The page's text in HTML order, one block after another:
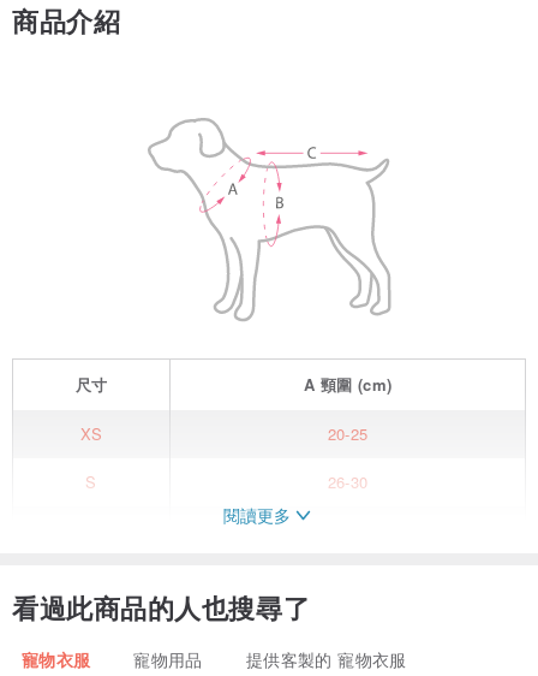
商品介紹
尺寸 A 頸圍 (cm)
XS 20-25
S 26-30
XL
★因布料取料位置不同，實品花樣與商品圖略有出入
閱讀更多
看過此商品的人也搜尋了
寵物衣服 寵物用品 提供客製的 寵物衣服